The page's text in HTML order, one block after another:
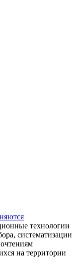
технологии
систематизации
на территории